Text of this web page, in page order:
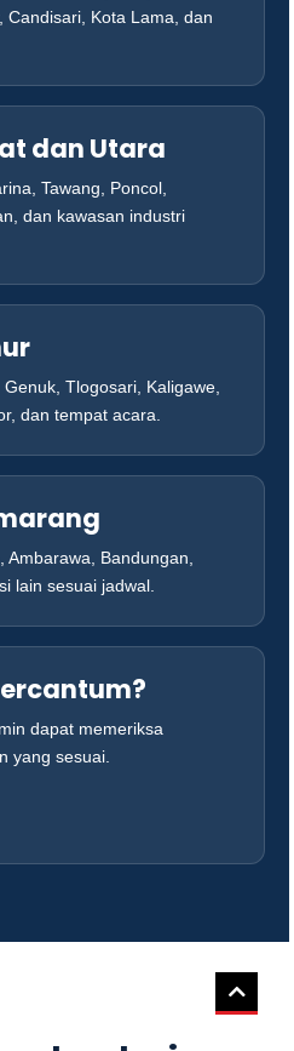
Candisari, Kota Lama, dan
dan Utara
Tawang, Poncol,
dan kawasan industri
Tlogosari, Kaligawe,
dan tempat acara.
Bandungan,
lain sesuai jadwal.
dapat memeriksa
yang sesuai.